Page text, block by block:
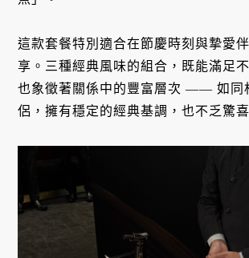
這款套餐特別適合在節慶時刻與摯愛
享。三種經典風味的組合，既能滿足
也象徵著關係中的豐富層次 —— 如同
侶，擁有穩定的經典基調，也不乏驚